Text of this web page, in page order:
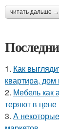
читать дальше →
1. Как
квартира, дом
2. Мебель как
теряют в цене
3. А